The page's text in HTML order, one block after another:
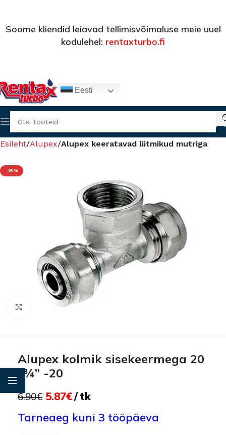
Soome kliendid leiavad tellimisvõimaluse meie uuel
kodulehel: rentaxturbo.fi
Eesti
Esileht Alupex Alupex keeratavad liitmikud mutriga
-15%
Click to enlarge
Alupex kolmik sisekeermega 20
-¾” -20
6.90€ 5.87€ tk
Tarneaeg kuni 3 tööpäeva